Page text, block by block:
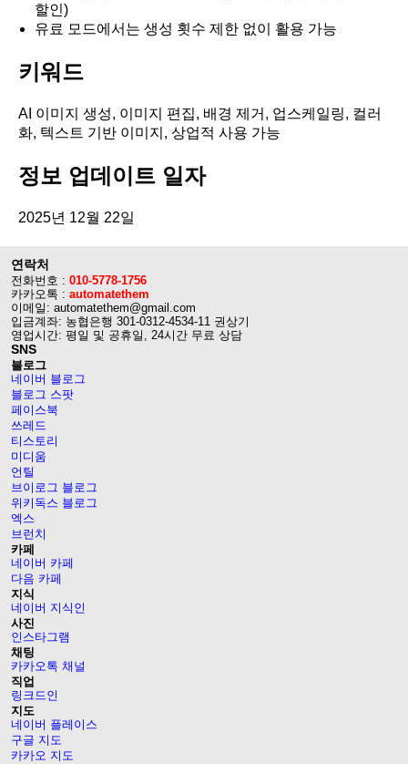
할인)
유료 모드에서는 생성 횟수 제한 없이 활용 가능
키워드
AI 이미지 생성, 이미지 편집, 배경 제거, 업스케일링, 컬러
화, 텍스트 기반 이미지, 상업적 사용 가능
정보 업데이트 일자
2025년 12월 22일
연락처
전화번호 : 010-5778-1756
카카오톡 : automatethem
이메일: automatethem@gmail.com
입금계좌: 농협은행 301-0312-4534-11 권상기
영업시간: 평일 및 공휴일, 24시간 무료 상담
SNS
블로그
네이버 블로그
블로그 스팟
페이스북
쓰레드
티스토리
미디움
언틸
브이로그 블로그
위키독스 블로그
엑스
브런치
카페
네이버 카페
다음 카페
지식
네이버 지식인
사진
인스타그램
채팅
카카오톡 채널
직업
링크드인
지도
네이버 플레이스
구글 지도
카카오 지도